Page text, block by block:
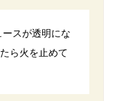
スが透明にな
ら火を止めて